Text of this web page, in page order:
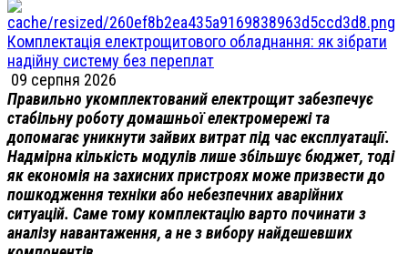
Комплектація електрощитового обладнання: як зібрати
надійну систему без переплат
09 серпня 2026
Правильно укомплектований електрощит забезпечує
стабільну роботу домашньої електромережі та
допомагає уникнути зайвих витрат під час експлуатації.
Надмірна кількість модулів лише збільшує бюджет, тоді
як економія на захисних пристроях може призвести до
пошкодження техніки або небезпечних аварійних
ситуацій. Саме тому комплектацію варто починати з
аналізу навантаження, а не з вибору найдешевших